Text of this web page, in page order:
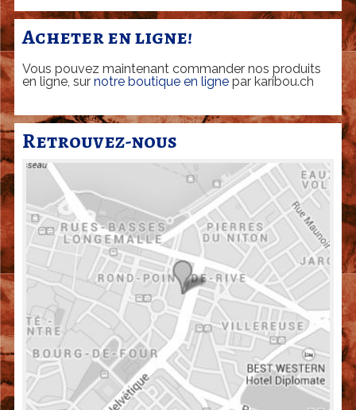
Acheter en ligne!
Vous pouvez maintenant commander nos produits
en ligne, sur notre boutique en lignepar karibou.ch
Retrouvez-nous